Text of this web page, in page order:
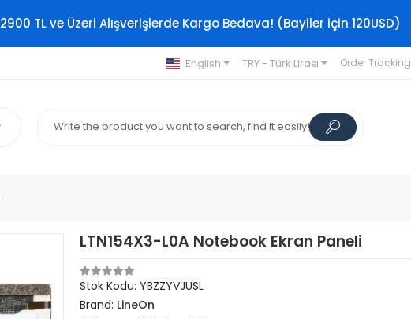
2900 TL ve Üzeri Alışverişlerde Kargo Bedava! (Bayiler için 120USD)
English TRY - Türk Lirası Order Tracking
LTN154X3-L0A Notebook Ekran Paneli
Stok Kodu: YBZZYVJUSL
Brand: LineOn